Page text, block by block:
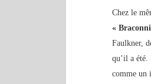
Chez le
«
Faulkner,
qu’il a été.
comme un